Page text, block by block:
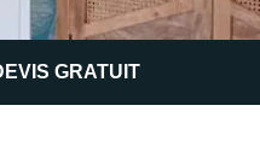
GRATUIT